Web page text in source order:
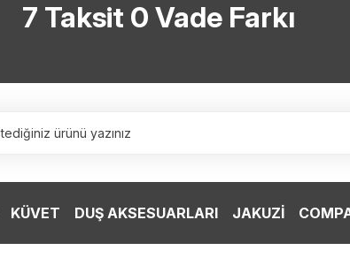
7 Taksit 0 Vade Farkı
TÜRKİYE’NİN HERYERİNE ÜCRETSİZ KARGO
KÜVET DUŞ AKSESUARLARI JAKUZİ